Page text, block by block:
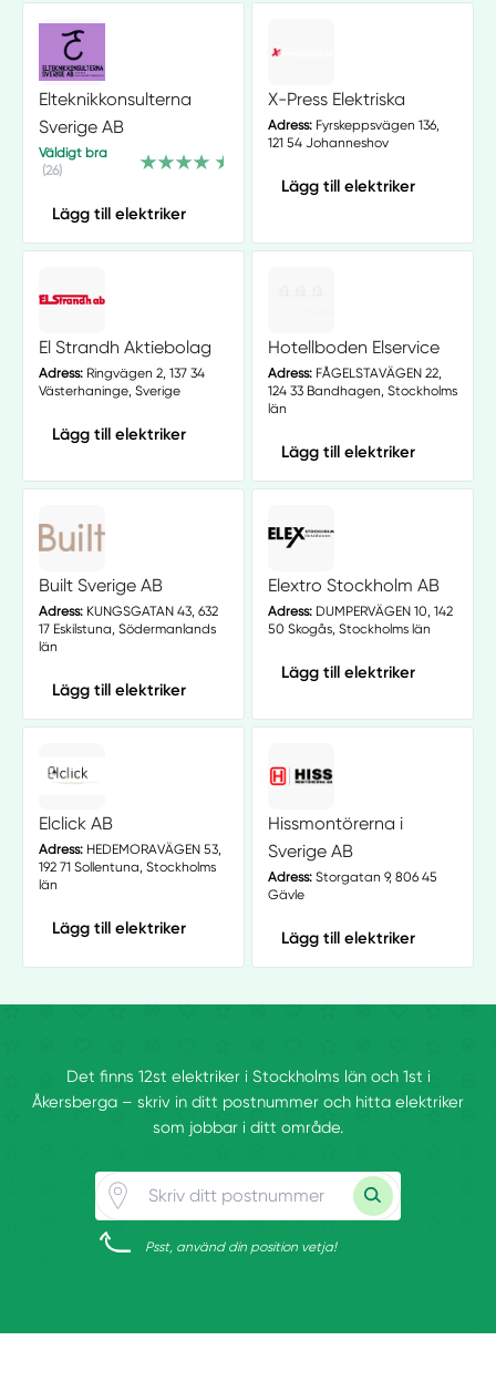
Elteknikkonsulterna
Sverige AB
Väldigt bra
(26)
Lägg till elektriker
X-Press Elektriska
Adress:Fyrskeppsvägen 136,
121 54 Johanneshov
Lägg till elektriker
El Strandh Aktiebolag
Adress:Ringvägen 2, 137 34
Västerhaninge, Sverige
Lägg till elektriker
Hotellboden Elservice
Adress:FÅGELSTAVÄGEN 22,
124 33 Bandhagen, Stockholms
län
Lägg till elektriker
Built Sverige AB
Adress:KUNGSGATAN 43, 632
17 Eskilstuna, Södermanlands
län
Lägg till elektriker
Elextro Stockholm AB
Adress:DUMPERVÄGEN 10, 142
50 Skogås, Stockholms län
Lägg till elektriker
Elclick AB
Adress:HEDEMORAVÄGEN 53,
192 71 Sollentuna, Stockholms
län
Lägg till elektriker
Hissmontörerna i
Sverige AB
Adress:Storgatan 9, 806 45
Gävle
Lägg till elektriker
Det finns 12st elektriker i Stockholms län och 1st i
Åkersberga – skriv in ditt postnummer och hitta elektriker
som jobbar i ditt område.
Psst, använd din position vetja!